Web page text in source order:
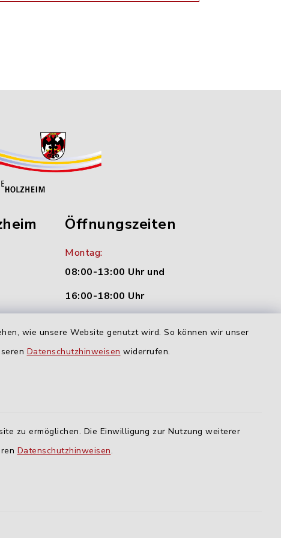
wie unsere Website genutzt wird. So können wir unser
Datenschutzhinweisen widerrufen.
zu ermöglichen. Die Einwilligung zur Nutzung weiterer
Datenschutzhinweisen.
nu.de
Öffnungszeiten
Montag:
08:00-13:00 Uhr und
16:00-18:00 Uhr